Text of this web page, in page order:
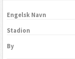
Engelsk Navn
Stadion
By